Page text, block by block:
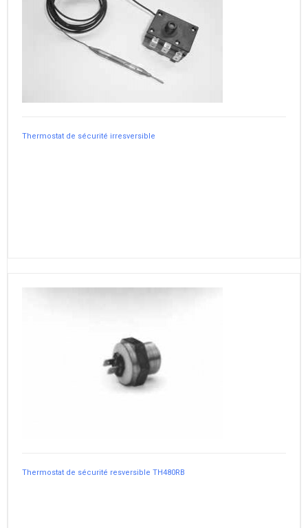
Thermostat de sécurité irresversible
Thermostat de sécurité resversible TH480RB